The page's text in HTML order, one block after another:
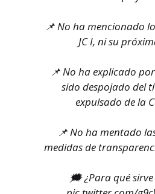
📌 No ha mencionado
JC I, ni su
📌 No ha explicado
sido despojado del
expulsado de la
📌 No ha mentado
medidas de
🗯 ¿Para qué sirve